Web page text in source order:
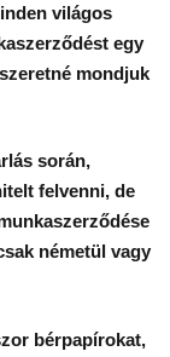
világos
egy
mondjuk
során,
felvenni, de
németül vagy
bérpapírokat,